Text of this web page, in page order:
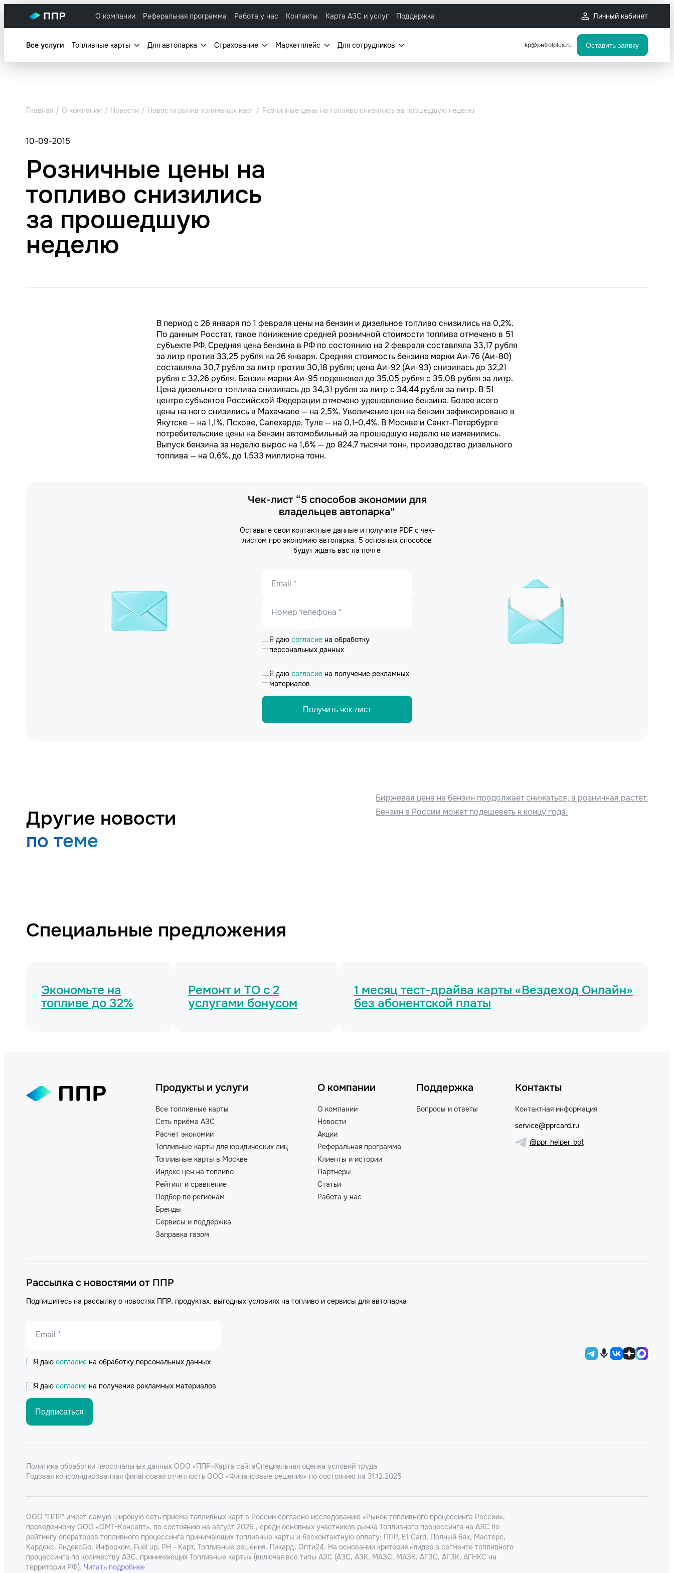
О компании Реферальная программа Работа у нас Контакты Карта АЗС и услуг Поддержка Личный кабинет
Все услуги Топливные карты Для автопарка Страхование Маркетплейс Для сотрудников kp@petrolplus.ru Оставить заявку
Главная О компании Новости Новости рынка топливных карт Розничные цены на топливо снизились за прошедшую неделю
10-09-2015
Розничные цены на
топливо снизились
за прошедшую
неделю
В период с 26 января по 1 февраля цены на бензин и дизельное топливо снизились на 0,2%.
По данным Росстат, такое понижение средней розничной стоимости топлива отмечено в 51
субъекте РФ. Средняя цена бензина в РФ по состоянию на 2 февраля составляла 33,17 рубля
за литр против 33,25 рубля на 26 января. Средняя стоимость бензина марки Аи-76 (Аи-80)
составляла 30,7 рубля за литр против 30,18 рубля; цена Аи-92 (Аи-93) снизилась до 32,21
рубля с 32,26 рубля. Бензин марки Аи-95 подешевел до 35,05 рубля с 35,08 рубля за литр.
Цена дизельного топлива снизилась до 34,31 рубля за литр с 34,44 рубля за литр. В 51
центре субъектов Российской Федерации отмечено удешевление бензина. Более всего
цены на него снизились в Махачкале — на 2,5%. Увеличение цен на бензин зафиксировано в
Якутске — на 1,1%, Пскове, Салехарде, Туле — на 0,1-0,4%. В Москве и Санкт-Петербурге
потребительские цены на бензин автомобильный за прошедшую неделю не изменились.
Выпуск бензина за неделю вырос на 1,6% — до 824,7 тысячи тонн, производство дизельного
топлива — на 0,6%, до 1,533 миллиона тонн.
Чек-лист “5 способов экономии для
владельцев автопарка”
Оставьте свои контактные данные и получите PDF с чек-
листом про экономию автопарка. 5 основных способов
будут ждать вас на почте
Email *
Номер телефона *
Я даю согласие на обработку
персональных данных
Я даю согласие на получение рекламных
материалов
Получить чек-лист
Другие новости
по теме
Биржевая цена на бензин продолжает снижаться, а розничная растет.
Бензин в России может подешеветь к концу года.
Специальные предложения
Экономьте на
топливе до 32%
Ремонт и ТО с 2
услугами бонусом
1 месяц тест-драйва карты «Вездеход Онлайн»
без абонентской платы
Продукты и услуги
Все топливные карты
Сеть приёма АЗС
Расчет экономии
Топливные карты для юридических лиц
Топливные карты в Москве
Индекс цен на топливо
Рейтинг и сравнение
Подбор по регионам
Бренды
Сервисы и поддержка
Заправка газом
О компании
О компании
Новости
Акции
Реферальная программа
Клиенты и истории
Партнеры
Статьи
Работа у нас
Поддержка
Вопросы и ответы
Контакты
Контактная информация
service@pprcard.ru
@ppr_helper_bot
Рассылка с новостями от ППР
Подпишитесь на рассылку о новостях ППР, продуктах, выгодных условиях на топливо и сервисы для автопарка
Email *
Я даю согласие на обработку персональных данных
Я даю согласие на получение рекламных материалов
Подписаться
Политика обработки персональных данных ООО «ППР»Карта сайтаСпециальная оценка условий труда
Годовая консолидированная финансовая отчетность ООО «Финансовые решения» по состоянию на 31.12.2025
ООО "ППР" имеет самую широкую сеть приема топливных карт в России согласно исследованию «Рынок топливного процессинга России»,
проведенному ООО «ОМТ-Консалт», по состоянию на август 2025., среди основных участников рынка Топливного процессинга на АЗС по
рейтингу операторов топливного процессинга принимающих топливные карты и бесконтактную оплату: ППР, Е1 Card, Полный бак, Мастерс,
Кардекс, ЯндексGo, Инфорком, Fuel up, РН - Карт, Топливные решения, Ликард, Опти24. На основании критерия «лидер в сегменте топливного
процессинга по количеству АЗС, принимающих Топливные карты» (включая все типы АЗС (АЗС, АЗК, МАЗС, МАЗК, АГЗС, АГЗК, АГНКС на
территории РФ). Читать подробнее